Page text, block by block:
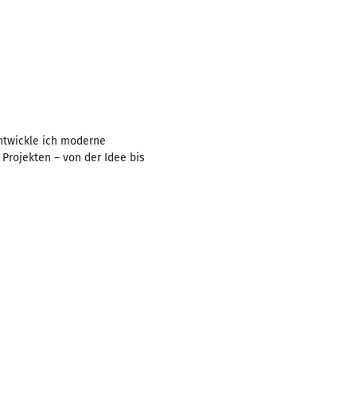
ich moderne
– von der Idee bis